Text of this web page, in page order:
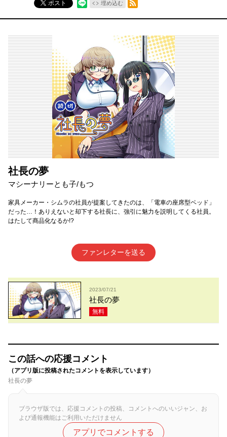
ポスト 埋め込む
社長の夢
マシーナリーとも子/もつ
家具メーカー・シムラの社員が提案してきたのは、「電車の座席型ベッド」
だった…！ありえないと却下する社長に、強引に魅力を説明してくる社員。
はたして商品化なるか!?
ファンレターを送る
2023/07/21
社長の夢
無料
この話への応援コメント
（アプリ版に投稿されたコメントを表示しています）
社長の夢
ブラウザ版では、応援コメントの投稿、コメントへのいいジャン、お
よび通報機能はご利用いただけません
アプリでコメントする